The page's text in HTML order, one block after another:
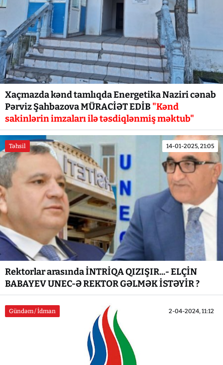
Xaçmazda kənd tamlıqda Energetika Naziri cənab
Pərviz Şahbazova MÜRACİƏT EDİB "Kənd
sakinlərin imzaları ilə təsdiqlənmiş məktub"
Təhsil 14-01-2025, 21:05
Rektorlar arasında İNTRİQA QIZIŞIR...- ELÇİN
BABAYEV UNEC-Ə REKTOR GƏLMƏK İSTƏYİR ?
Gündəm / İdman 2-04-2024, 11:12